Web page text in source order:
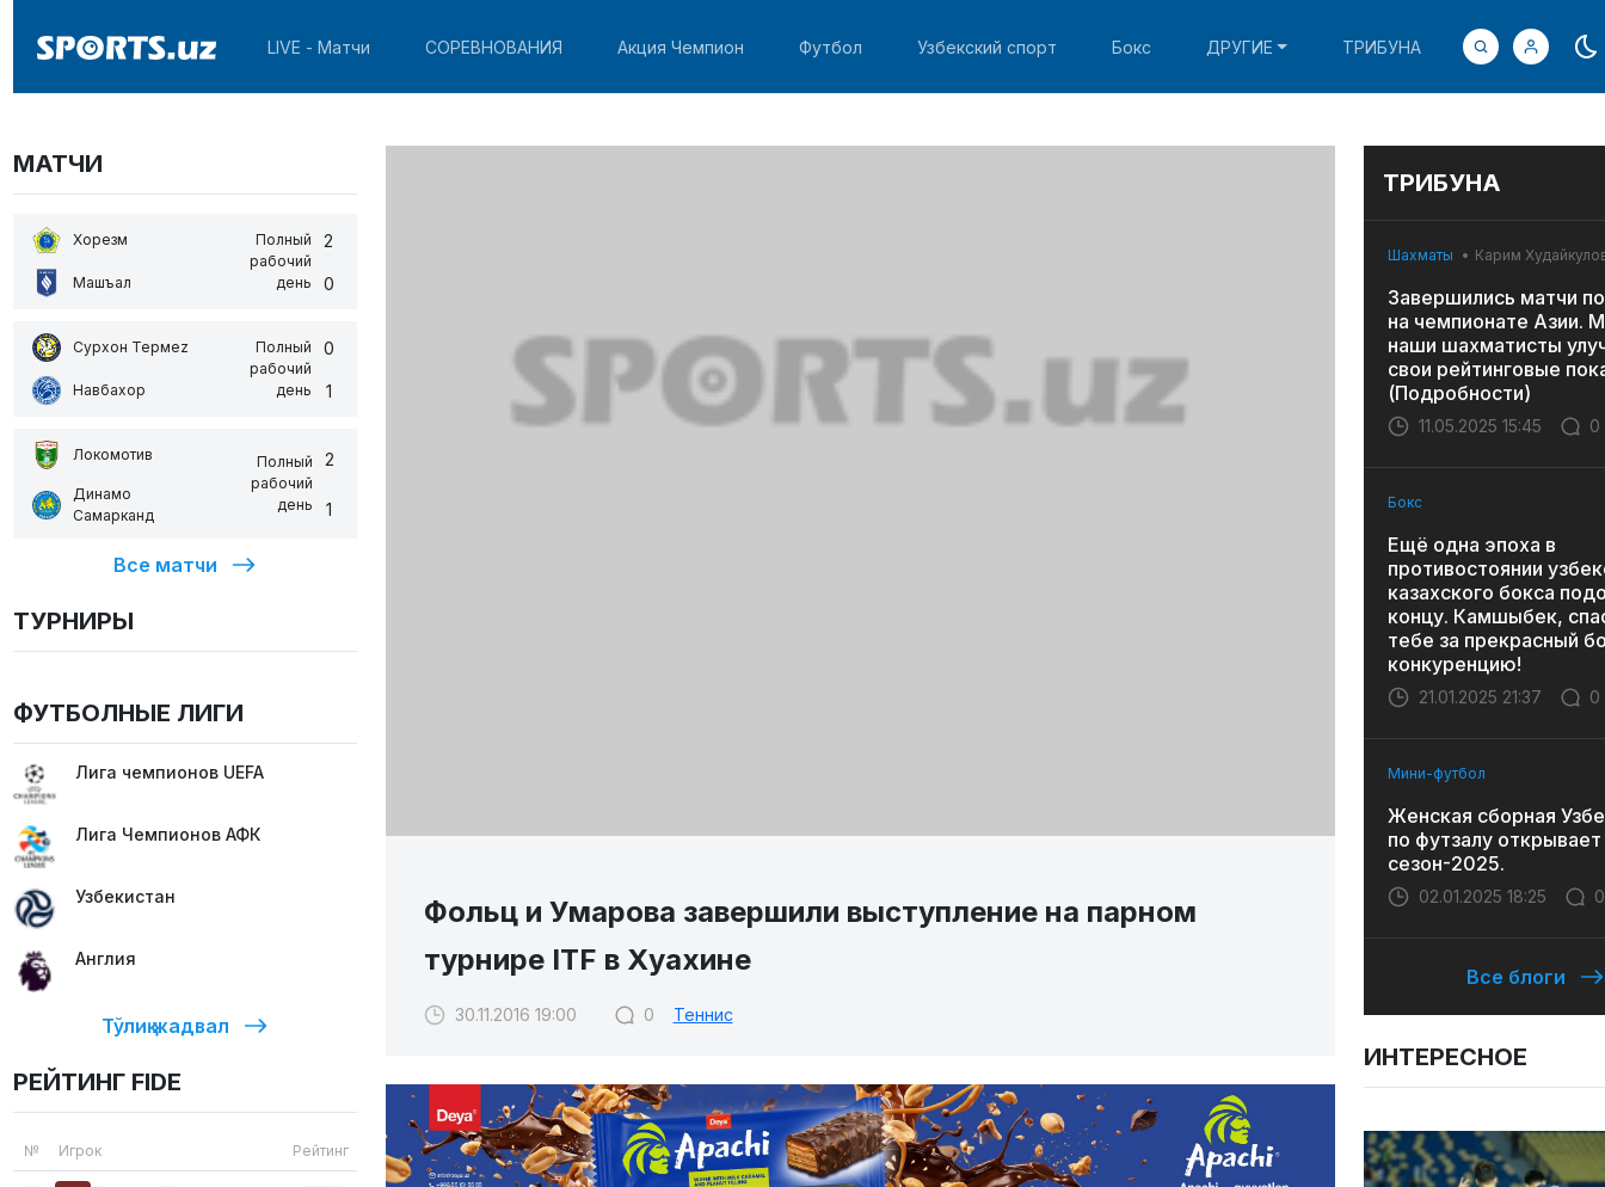
LIVE - Матчи СОРЕВНОВАНИЯ Акция Чемпион Футбол Узбекский спорт Бокс ДРУГИЕ ТРИБУНА
МАТЧИ
Хорезм
Машъал
Полный
рабочий
день
2
0
Сурхон Термеz
Навбахор
Полный
рабочий
день
0
1
Локомотив
Динамо
Самарканд
Полный
рабочий
день
2
1
Все матчи
ТУРНИРЫ
ФУТБОЛНЫЕ ЛИГИ
Лига чемпионов UEFA
Лига Чемпионов АФК
Узбекистан
Англия
Тўлиқ жадвал
РЕЙТИНГ FIDE
№ Игрок Рейтинг
Фольц и Умарова завершили выступление на парном
турнире ITF в Хуахине
30.11.2016 19:00 0 Теннис
ТРИБУНА
Шахматы Карим
Завершились матчи
на чемпионате Азии.
наши шахматисты
свои рейтинговые
(Подробности)
11.05.2025 15:45 0
Бокс
Ещё одна эпоха в
противостоянии
казахского бокса
концу. Камшыбек,
тебе за прекрасный
конкуренцию!
21.01.2025 21:37 0
Мини-футбол
Женская сборная
по футзалу открывает
сезон-2025.
02.01.2025 18:25 0
Все блоги
ИНТЕРЕСНОЕ